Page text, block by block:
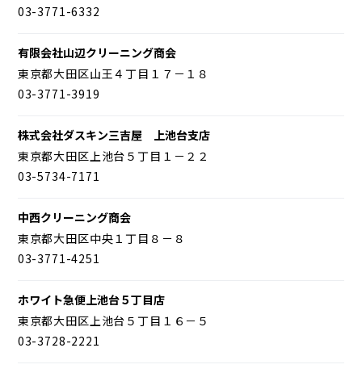
03-3771-6332
有限会社山辺クリーニング商会
東京都大田区山王４丁目１７－１８
03-3771-3919
株式会社ダスキン三吉屋 上池台支店
東京都大田区上池台５丁目１－２２
03-5734-7171
中西クリーニング商会
東京都大田区中央１丁目８－８
03-3771-4251
ホワイト急便上池台５丁目店
東京都大田区上池台５丁目１６－５
03-3728-2221